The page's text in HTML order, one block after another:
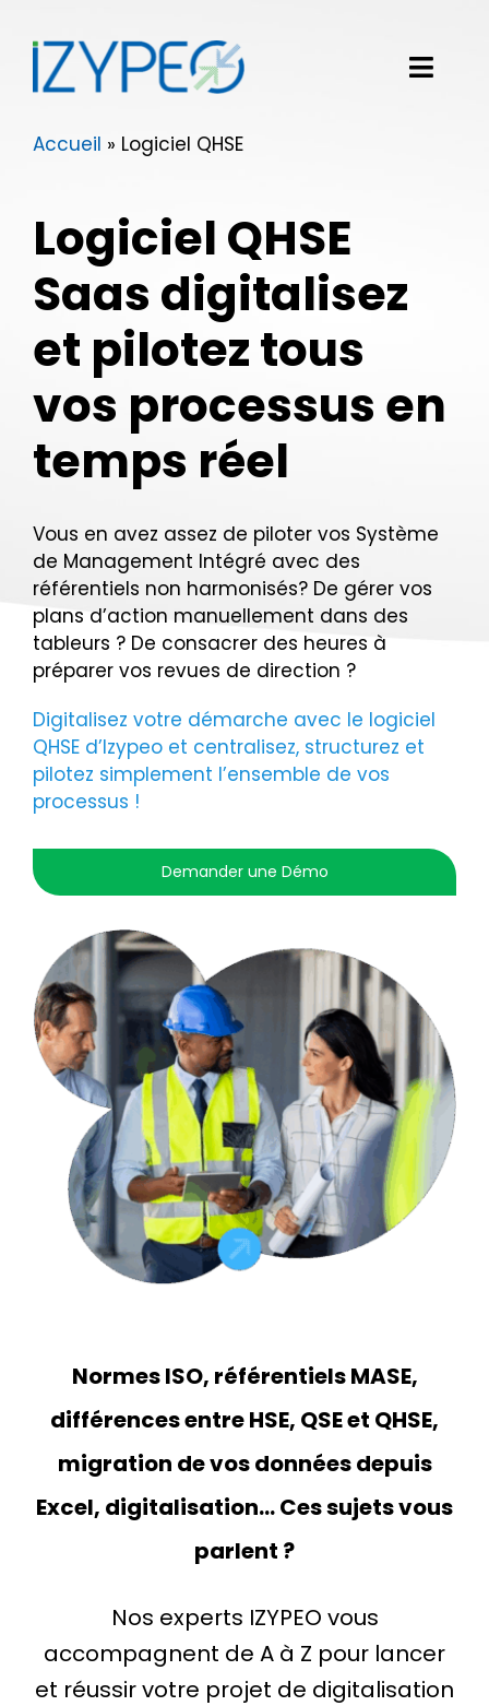
contenu
Notre solution logicielle
Nos clients
Izypeo
Blog
Demander une démo
Accueil » Logiciel QHSE
Logiciel QHSE
Saas digitalisez
et pilotez tous
vos processus en
temps réel
Vous en avez assez de piloter vos Système
de Management Intégré avec des
référentiels non harmonisés? De gérer vos
plans d’action manuellement dans des
tableurs ? De consacrer des heures à
préparer vos revues de direction ?
Digitalisez votre démarche avec le logiciel
QHSE d’Izypeo et centralisez, structurez et
pilotez simplement l’ensemble de vos
processus !
Demander une Démo
Normes ISO, référentiels MASE,
différences entre HSE, QSE et QHSE,
migration de vos données depuis
Excel, digitalisation… Ces sujets vous
parlent ?
Nos experts IZYPEO vous
accompagnent de A à Z pour lancer
et réussir votre projet de digitalisation